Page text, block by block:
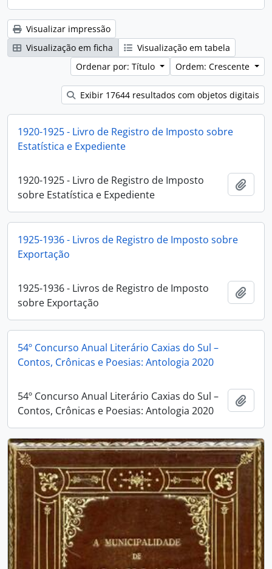
Visualizar impressão
Visualização em ficha
Visualização em tabela
Ordenar por: Título
Ordem: Crescente
Exibir 17644 resultados com objetos digitais
1920-1925 - Livro de Registro de Imposto sobre
Estatística e Expediente
1920-1925 - Livro de Registro de Imposto
sobre Estatística e Expediente
1925-1936 - Livros de Registro de Imposto sobre
Exportação
1925-1936 - Livros de Registro de Imposto
sobre Exportação
54º Concurso Anual Literário Caxias do Sul –
Contos, Crônicas e Poesias: Antologia 2020
54º Concurso Anual Literário Caxias do Sul –
Contos, Crônicas e Poesias: Antologia 2020